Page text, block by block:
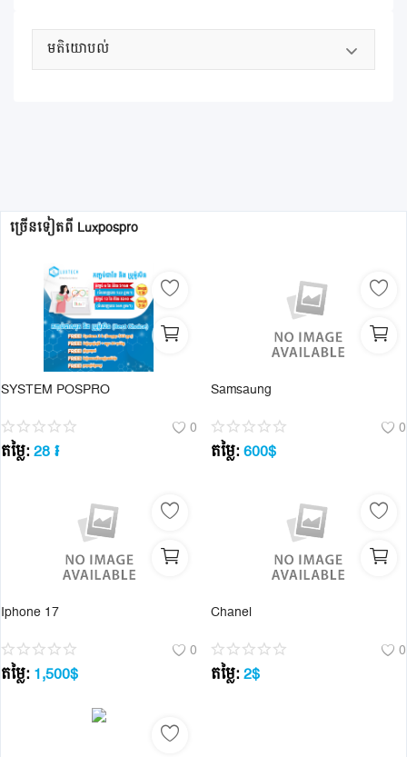
មតិយោបល់
ច្រើនទៀតពី Luxpospro
SYSTEM POSPRO
0
តម្លៃ:28៛
Samsaung
0
តម្លៃ:600$
Iphone 17
0
តម្លៃ: 1,500$
Chanel
0
តម្លៃ:2$